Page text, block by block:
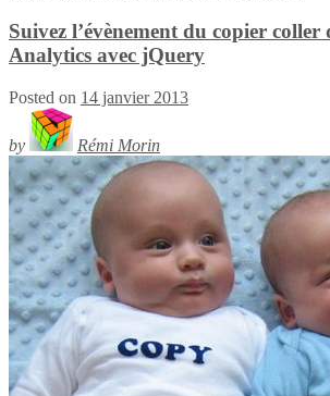
Suivez l’évènement du copier coller
Analytics avec jQuery
Posted on 14 janvier 2013
by Rémi Morin